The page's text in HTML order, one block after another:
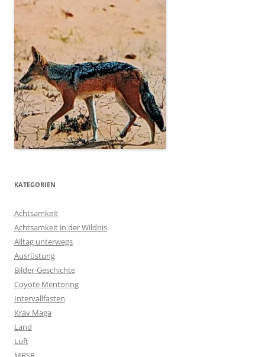
KATEGORIEN
Achtsamkeit
Achtsamkeit in der Wildnis
Alltag unterwegs
Ausrüstung
Bilder-Geschichte
Coyote Mentoring
Intervallfasten
Krav Maga
Land
Luft